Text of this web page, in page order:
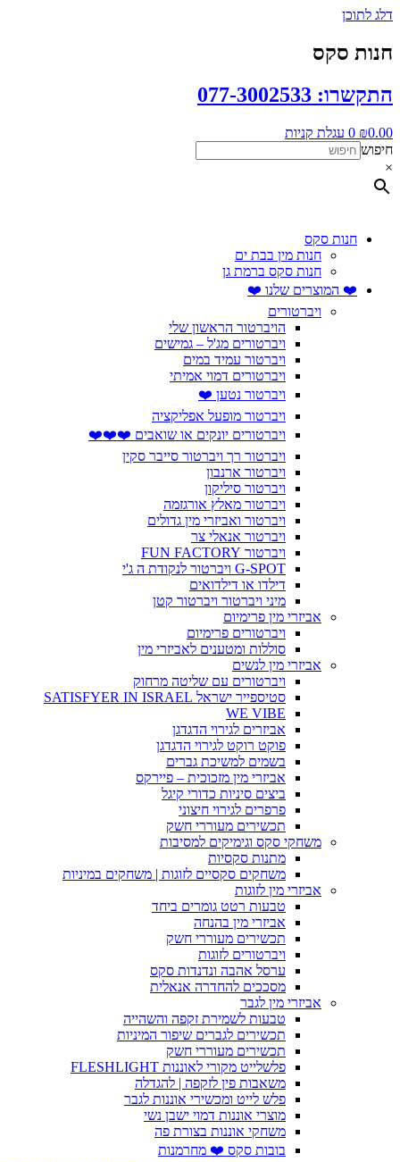
דלג לתוכן
חנות סקס
התקשרו: 077-3002533
₪0.00
0 עגלת קניות
חיפוש
×
חנות סקס
חנות מין בבת ים
חנות סקס ברמת גן
❤️ המוצרים שלנו ❤️
ויברטורים
הויברטור הראשון שלי
ויברטורים מג'ל – גמישים
ויברטור עמיד במים
ויברטורים דמוי אמיתי
ויברטור נטען ❤️
ויברטור מופעל אפליקציה
ויברטורים יונקים או שואבים ❤️❤️❤️
ויברטור רך ויברטור סייבר סקין
ויברטור ארנבון
ויברטור סיליקון
ויברטור מאלץ אורגזמה
ויברטור ואביזרי מין גדולים
ויברטור אנאלי צר
ויברטור FUN FACTORY
G-SPOT ויברטור לנקודת ה ג'י
דילדו או דילדואים
מיני ויברטור ויברטור קטן
אביזרי מין פרימיום
ויברטורים פרימיום
סוללות ומטענים לאביזרי מין
אביזרי מין לנשים
ויברטורים עם שליטה מרחוק
סטיספייר ישראל SATISFYER IN ISRAEL
WE VIBE
אביזרים לגירוי הדגדגן
פוקט רוקט לגירוי הדגדגן
בשמים למשיכת גברים
אביזרי מין מזכוכית – פיירקס
ביצים סיניות כדורי קיגל
פרפרים לגירוי חיצוני
תכשירים מעוררי חשק
משחקי סקס וגימיקים למסיבות
מתנות סקסיות
משחקים סקסיים לזוגות | משחקים במיניות
אביזרי מין לזוגות
טבעות רטט גומרים ביחד
אביזרי מין בהנחה
תכשירים מעוררי חשק
ויברטורים לזוגות
ערסל אהבה ונדנדות סקס
מסככים להחדרה אנאלית
אביזרי מין לגבר
טבעות לשמירת זקפה והשהייה
תכשירים לגברים שיפור המיניות
תכשירים מעוררי חשק
פלשלייט מקורי לאוננות FLESHLIGHT
משאבות פין לזקפה | להגדלה
פלש לייט ומכשירי אוננות לגבר
מוצרי אוננות דמוי ישבן נשי
משחקי אוננות בצורת פה
בובות סקס ❤️ מחרמנות